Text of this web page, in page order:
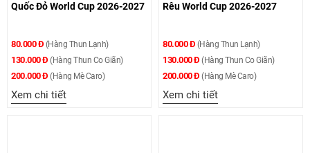
Quốc Đỏ World Cup 2026-2027
80.000 Đ (Hàng Thun Lạnh)
130.000 Đ (Hàng Thun Co Giãn)
200.000 Đ (Hàng Mè Caro)
Xem chi tiết
Rêu World Cup 2026-2027
80.000 Đ (Hàng Thun Lạnh)
130.000 Đ (Hàng Thun Co Giãn)
200.000 Đ (Hàng Mè Caro)
Xem chi tiết